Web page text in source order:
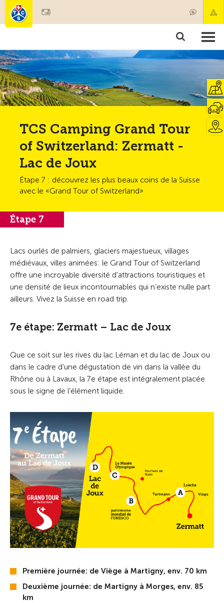
Membres & prestations
Tests, sécurité & santé
TCS Camping Grand Tour
of Switzerland: Zermatt -
Lac de Joux
Étape 7 : découvrez les plus beaux coins de la Suisse
avec le «Grand Tour of Switzerland»
Étape 7
Lacs ourlés de palmiers, glaciers majestueux, villages
médiévaux, villes animées: le Grand Tour of Switzerland
offre une incroyable diversité d’attractions touristiques et
une densité de lieux incontournables qui n’existe nulle part
ailleurs. Vivez la Suisse en road trip.
7e étape: Zermatt – Lac de Joux
Que ce soit sur les rives du lac Léman et du lac de Joux ou
dans le cadre d’une dégustation de vin dans la vallée du
Rhône ou à Lavaux, la 7e étape est intégralement placée
sous le signe de l’élément liquide.
Première journée: de Viège à Martigny, env. 70 km
Deuxième journée: de Martigny à Morges, env. 85
km